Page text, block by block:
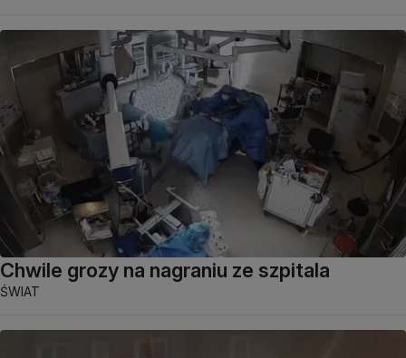
Chwile grozy na nagraniu ze szpitala
ŚWIAT